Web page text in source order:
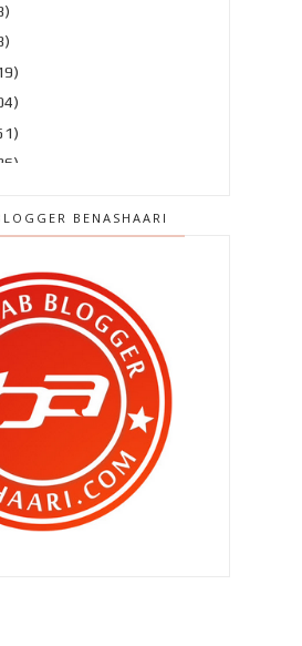
2012 (211)
2012(260)
(210)
saat terindah ? Rugi ..
MyDistress untuk
kita ..
si isteri serabai jer ..
..
BENASHAARI